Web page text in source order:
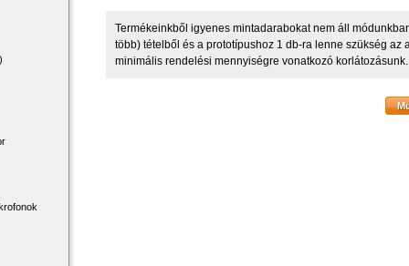
Termékeinkből igyenes mintadarabokat nem áll
több) tételből és a prototípushoz 1 db-ra lenne szükség
minimális rendelési mennyiségre vonatkozó korlátozásunk.